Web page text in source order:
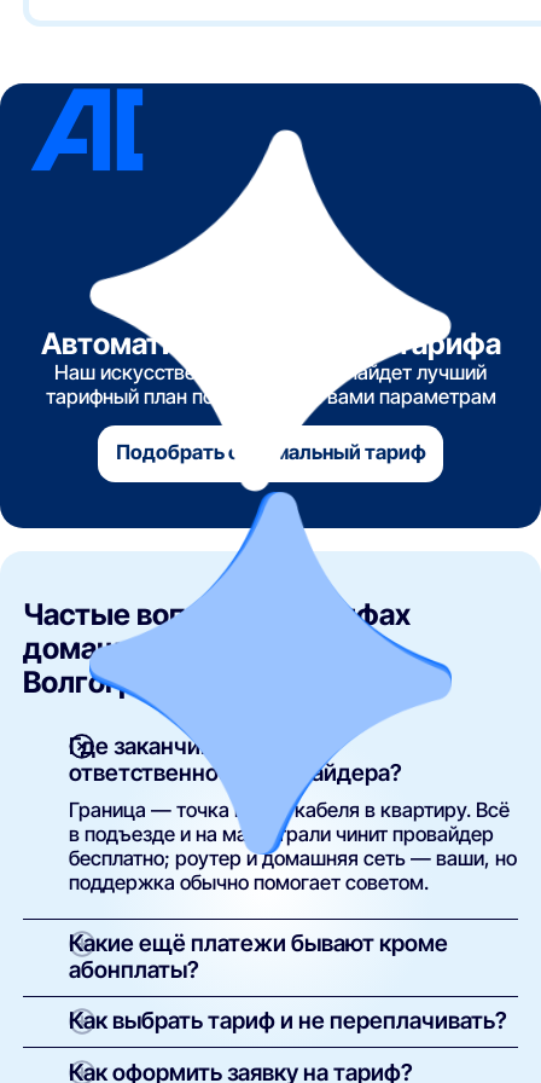
Автоматический подбор тарифа
Наш искусственный интеллект найдет лучший
тарифный план по указанным вами параметрам
Подобрать оптимальный тариф
Частые вопросы о тарифах
домашнего интернета в
Волгограде
Где заканчивается зона
ответственности провайдера?
Граница — точка входа кабеля в квартиру. Всё
в подъезде и на магистрали чинит провайдер
бесплатно; роутер и домашняя сеть — ваши, но
поддержка обычно помогает советом.
Какие ещё платежи бывают кроме
абонплаты?
Основной платёж один — абонплата. Роутер
можно взять свой и не платить аренду;
подключение в многоквартирных домах
Как выбрать тариф и не переплачивать?
Начните со средних тарифов (808₽/мес по
Как оформить заявку на тариф?